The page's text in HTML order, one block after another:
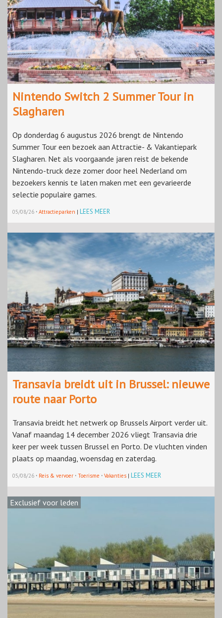
Nintendo Switch 2 Summer Tour in
Slagharen
Op donderdag 6 augustus 2026 brengt de Nintendo
Summer Tour een bezoek aan Attractie- & Vakantiepark
Slagharen. Net als voorgaande jaren reist de bekende
Nintendo-truck deze zomer door heel Nederland om
bezoekers kennis te laten maken met een gevarieerde
selectie populaire games.
05/08/26 · Attractieparken | LEES MEER
Transavia breidt uit in Brussel: nieuwe
route naar Porto
Transavia breidt het netwerk op Brussels Airport verder uit.
Vanaf maandag 14 december 2026 vliegt Transavia drie
keer per week tussen Brussel en Porto. De vluchten vinden
plaats op maandag, woensdag en zaterdag.
05/08/26 · Reis & vervoer · Toerisme · Vakanties | LEES MEER
Exclusief voor leden